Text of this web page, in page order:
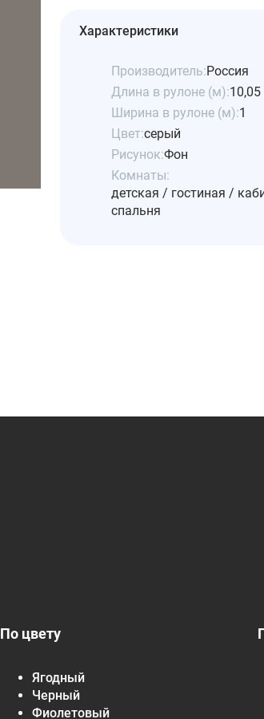
Характеристики
Производитель:Россия
Длина в рулоне (м):10,05
Ширина в рулоне (м):1
Цвет:серый
Рисунок:Фон
Комнаты:
детская / гостиная /
спальня
По цвету
Ягодный
Черный
Фиолетовый